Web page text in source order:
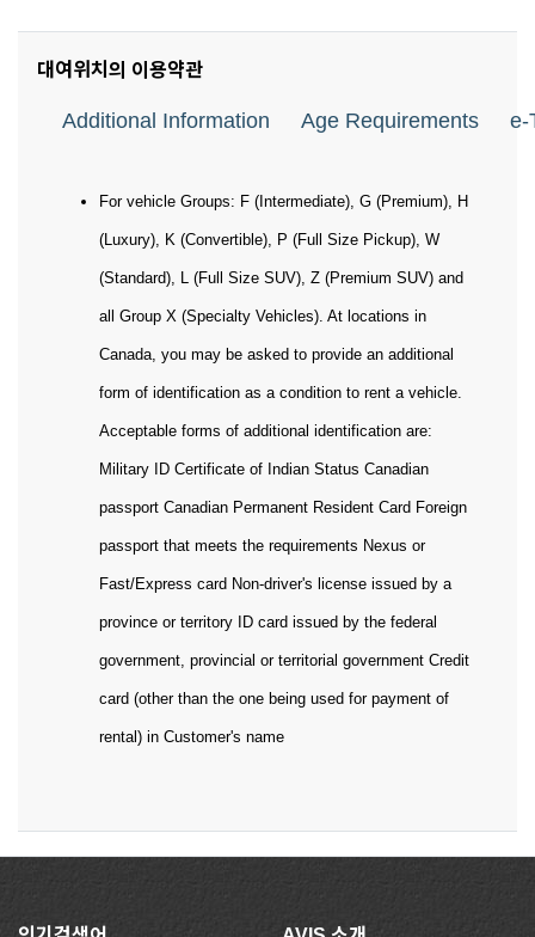
대여위치의 이용약관
Additional Information Age Requirements e-
For vehicle Groups: F (Intermediate), G (Premium), H
(Luxury), K (Convertible), P (Full Size Pickup), W
(Standard), L (Full Size SUV), Z (Premium SUV) and
all Group X (Specialty Vehicles). At locations in
Canada, you may be asked to provide an additional
form of identification as a condition to rent a vehicle.
Acceptable forms of additional identification are:
Military ID Certificate of Indian Status Canadian
passport Canadian Permanent Resident Card Foreign
passport that meets the requirements Nexus or
Fast/Express card Non-driver's license issued by a
province or territory ID card issued by the federal
government, provincial or territorial government Credit
card (other than the one being used for payment of
rental) in Customer's name